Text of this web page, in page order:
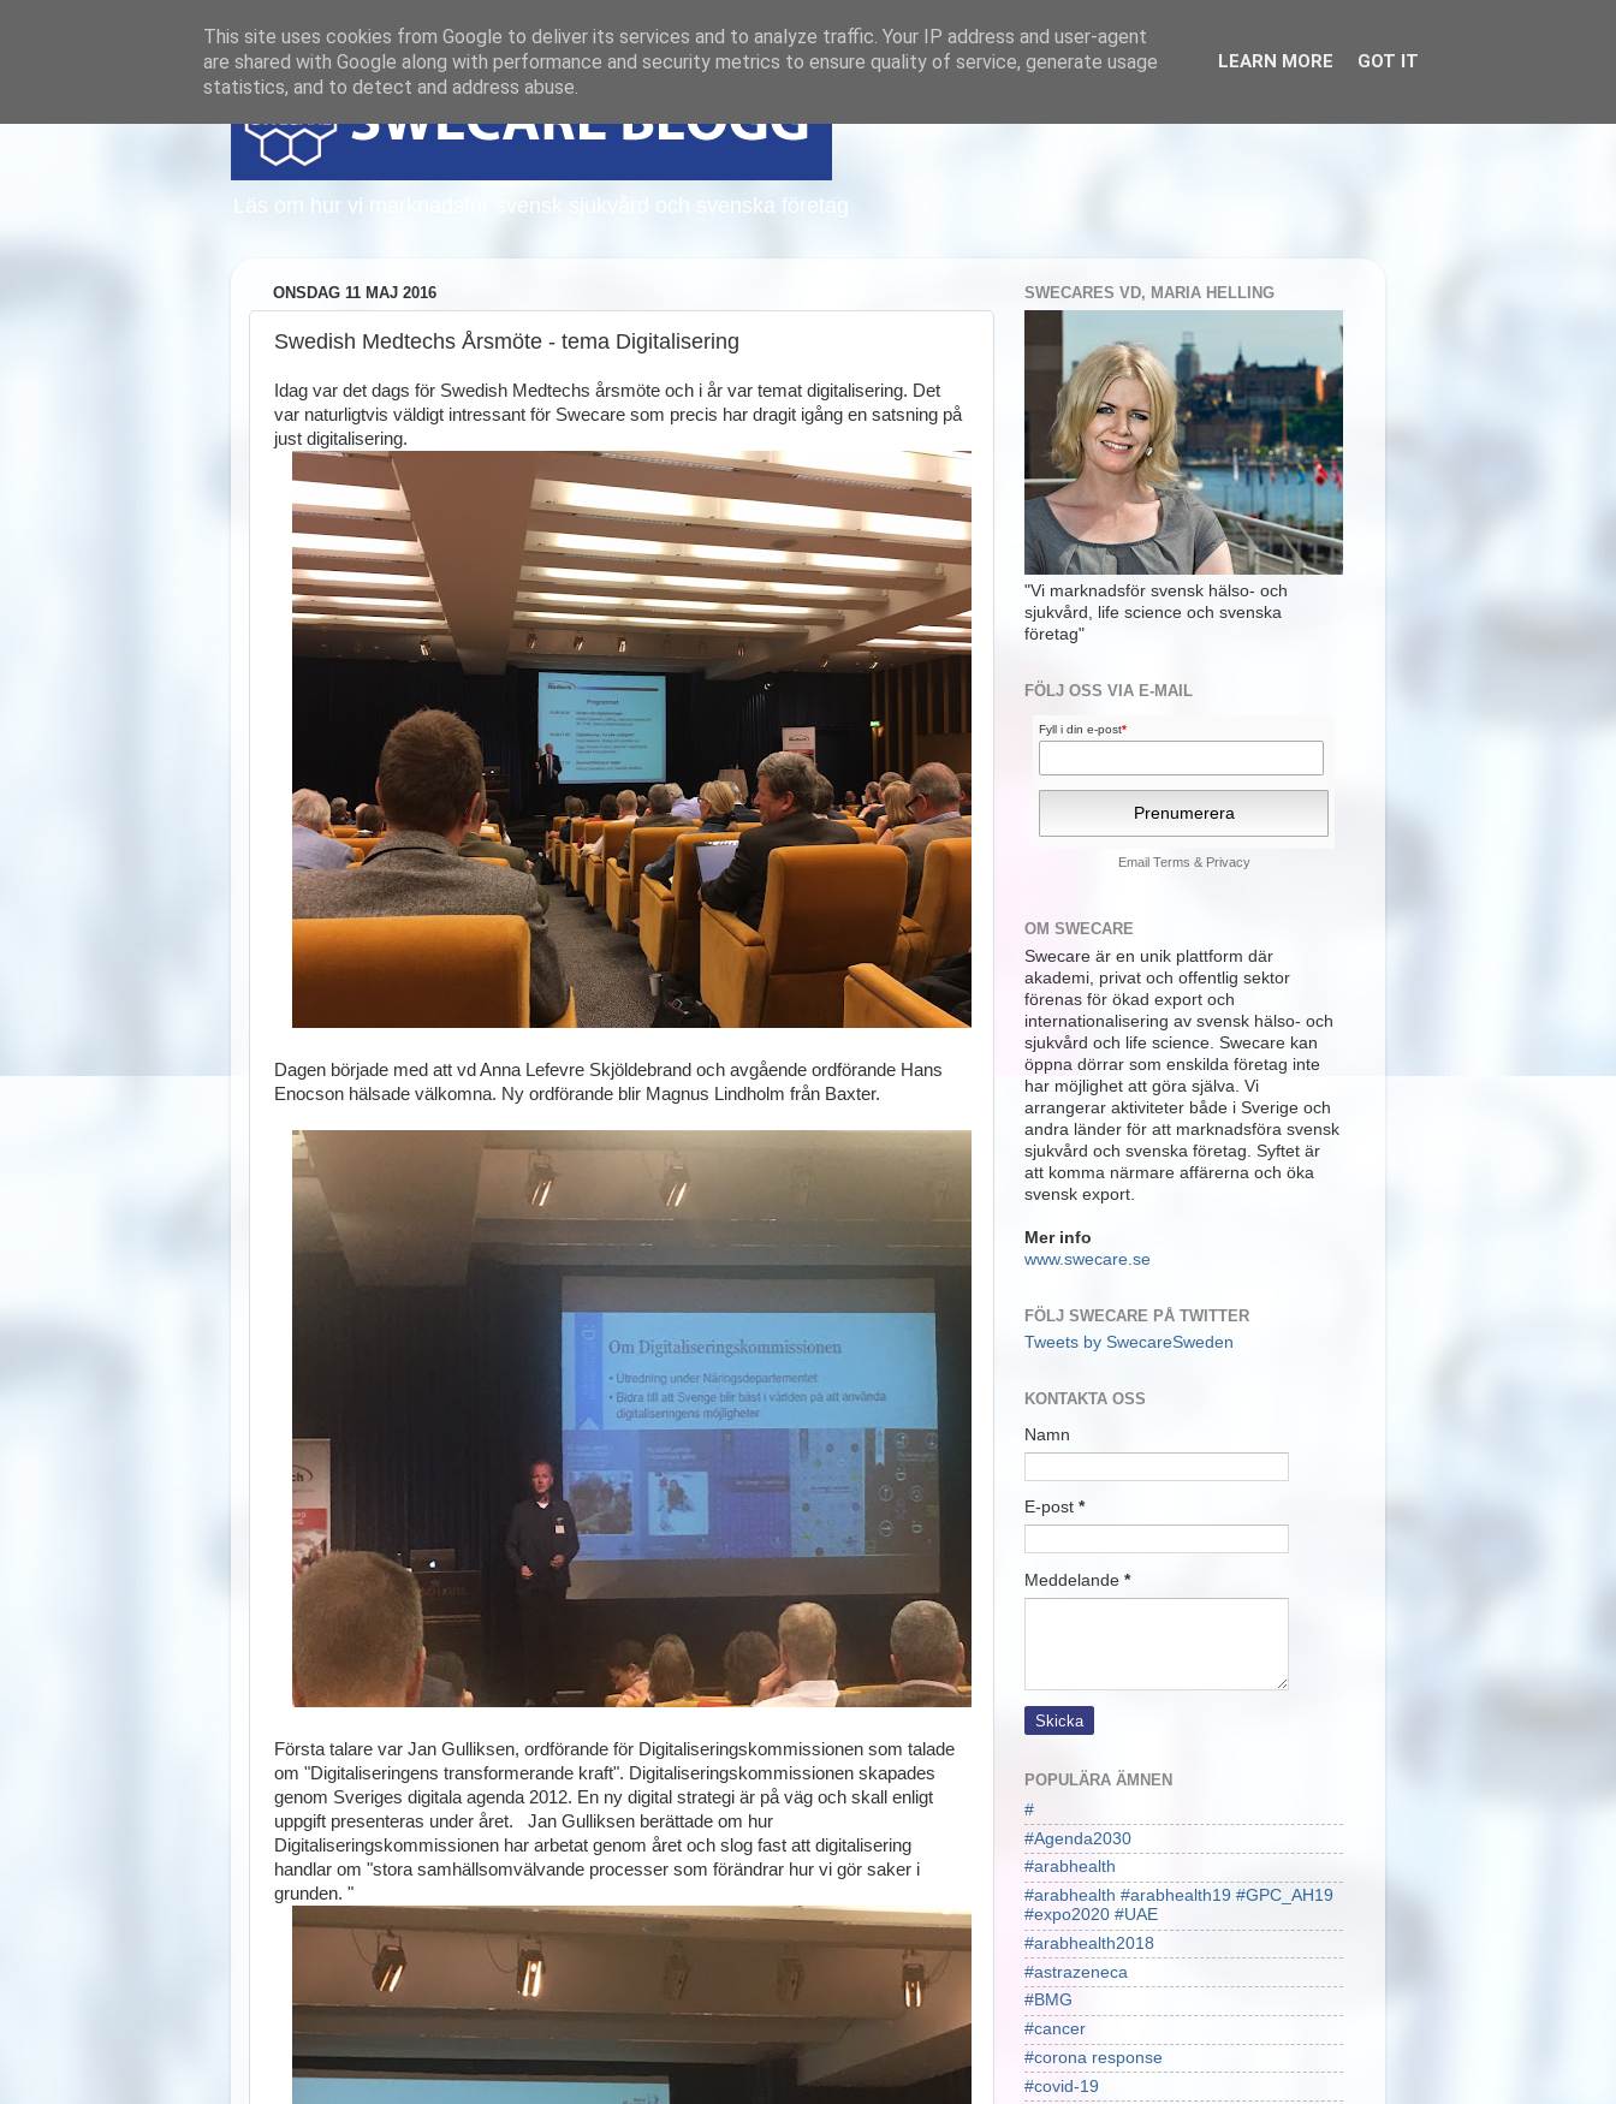
Läs om hur vi marknadsför svensk sjukvård och svenska företag
ONSDAG 11 MAJ 2016
Swedish Medtechs Årsmöte - tema Digitalisering
Idag var det dags för Swedish Medtechs årsmöte och i år var temat digitalisering. Det
var naturligtvis väldigt intressant för Swecare som precis har dragit igång en satsning på
just digitalisering.
Dagen började med att vd Anna Lefevre Skjöldebrand och avgående ordförande Hans
Enocson hälsade välkomna. Ny ordförande blir Magnus Lindholm från Baxter.
Första talare var Jan Gulliksen, ordförande för Digitaliseringskommissionen som talade
om "Digitaliseringens transformerande kraft". Digitaliseringskommissionen skapades
genom Sveriges digitala agenda 2012. En ny digital strategi är på väg och skall enligt
uppgift presenteras under året. Jan Gulliksen berättade om hur
Digitaliseringskommissionen har arbetat genom året och slog fast att digitalisering
handlar om "stora samhällsomvälvande processer som förändrar hur vi gör saker i
grunden. "
SWECARES VD, MARIA HELLING
"Vi marknadsför svensk hälso- och
sjukvård, life science och svenska
företag"
FÖLJ OSS VIA E-MAIL
Fyll i din e-post*
Email Terms & Privacy
OM SWECARE
Swecare är en unik plattform där
akademi, privat och offentlig sektor
förenas för ökad export och
internationalisering av svensk hälso- och
sjukvård och life science. Swecare kan
öppna dörrar som enskilda företag inte
har möjlighet att göra själva. Vi
arrangerar aktiviteter både i Sverige och
andra länder för att marknadsföra svensk
sjukvård och svenska företag. Syftet är
att komma närmare affärerna och öka
svensk export.
Mer info
www.swecare.se
FÖLJ SWECARE PÅ TWITTER
Tweets by SwecareSweden
KONTAKTA OSS
Namn
E-post *
Meddelande *
POPULÄRA ÄMNEN
#
#Agenda2030
#arabhealth
#arabhealth #arabhealth19 #GPC_AH19
#expo2020 #UAE
#arabhealth2018
#astrazeneca
#BMG
#cancer
#corona response
#covid-19
This site uses cookies from Google to deliver its services and to analyze traffic. Your IP address and user-agent
are shared with Google along with performance and security metrics to ensure quality of service, generate usage
statistics, and to detect and address abuse.
LEARN MORE GOT IT